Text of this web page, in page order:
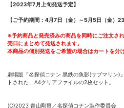
【2023年7月上旬発送予定】
【ご予約期間：4月7日（金）～5月5日（金）
※予約商品と発売済みの商品を同時にご注文さ
売日にまとめて発送されます。
本商品の個別発送をご希望の場合はカートを分
劇場版『名探偵コナン 黒鉄の魚影(サブマリン)
トされた、A4クリアファイルの2枚セット。
(C)2023 青山剛昌／名探偵コナン製作委員会